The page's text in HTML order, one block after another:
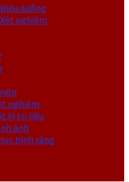
dưỡng
nghiệm
nghiệm
lý trị liệu
ảnh
hình răng